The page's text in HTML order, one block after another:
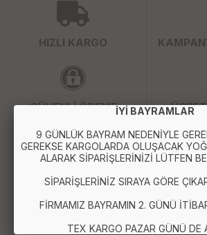
HIZLI KARGO
GÜVENLİ ÖDEME
7x24 Whatsapp Üzerinden de Sipariş
İYİ BAYRAMLAR
9 GÜNLÜK BAYRAM NEDENİYLE
GEREKSE KARGOLARDA OLUŞACAK
ALARAK SİPARİŞLERİNİZİ LÜTFEN
SİPARİŞLERİNİZ SIRAYA GÖRE
FİRMAMIZ BAYRAMIN 2. GÜNÜ
TEX KARGO PAZAR GÜNÜ DE